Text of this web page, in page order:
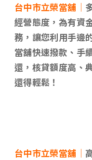
台中市立榮當舖｜
經營態度，為有資
務，讓您利用手邊
當舖快速撥款、手
還，核貸額度高、
還得輕鬆！
台中市立榮當舖｜